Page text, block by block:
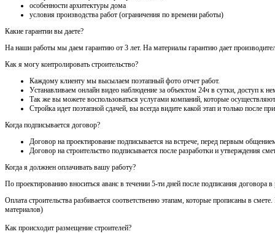
особенности архитектуры дома
условия производства работ (ограничения по времени работы)
Какие гарантии вы даете?
На наши работы мы даем гарантию от 3 лет. На материалы гарантию дает
Как я могу контролировать строительство?
Каждому клиенту мы высылаем поэтапный фото отчет работ.
Устанавливаем онлайн видео наблюдение за объектом 24ч в сутки, доступ к
Так же вы можете воспользоваться услугами компаний, которые
Стройка идет поэтапной сдачей, вы всегда видите какой этап и только
Когда подписывается договор?
Договор на проектирование подписывается на встрече, перед первым
Договор на строительство подписывается после разработки и утверждения
Когда я должнен оплачивать вашу работу?
По проектированию вноситься аванс в течении 5-ти дней после подписания
Оплата строительства разбивается соответственно этапам, которые прописаны в
материалов)
Как происходит размещение строителей?